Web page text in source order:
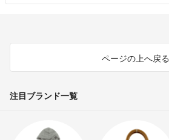
ページの上へ戻る
注目ブランド一覧